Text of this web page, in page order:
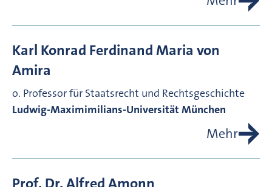
Karl Konrad Ferdinand Maria von
Amira
o. Professor für Staatsrecht und Rechtsgeschichte
Ludwig-Maximimilians-Universität München
Mehr